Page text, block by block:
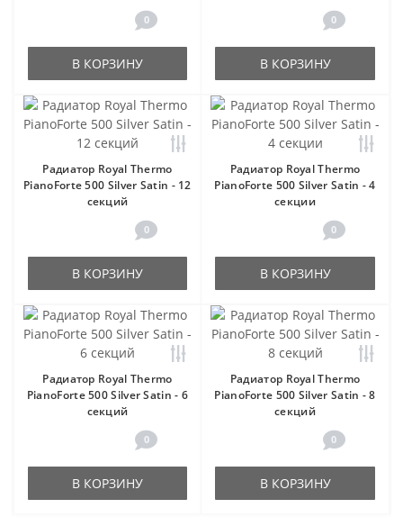
0
В КОРЗИНУ
0
В КОРЗИНУ
Радиатор Royal Thermo
PianoForte 500 Silver Satin - 12
секций
0
В КОРЗИНУ
Радиатор Royal Thermo
PianoForte 500 Silver Satin - 4
секции
0
В КОРЗИНУ
Радиатор Royal Thermo
PianoForte 500 Silver Satin - 6
секций
0
В КОРЗИНУ
Радиатор Royal Thermo
PianoForte 500 Silver Satin - 8
секций
0
В КОРЗИНУ